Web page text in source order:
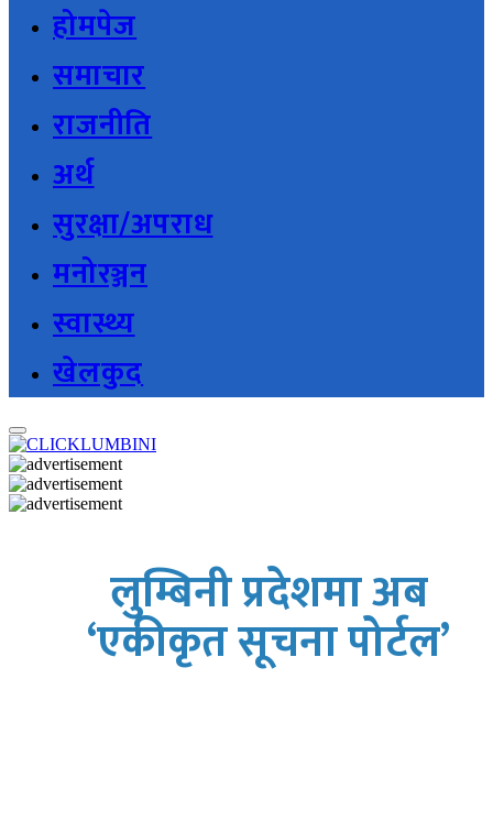
होमपेज
समाचार
राजनीति
अर्थ
सुरक्षा/अपराध
मनोरञ्जन
स्वास्थ्य
खेलकुद
लुम्बिनी प्रदेशमा अब
‘एकीकृत सूचना पोर्टल’